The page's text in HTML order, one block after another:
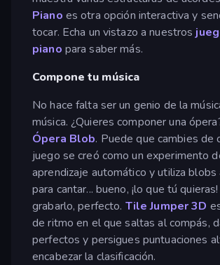
Piano es otra opción interactiva y
tocar. Echa un vistazo a nuestros
piano para saber más.
Compone tu música
No hace falta ser un genio de la
música. ¿Quieres componer una
Ópera Blob. Puede que cambies de
juego se creó como un experimento
aprendizaje automático y utiliza blobs
para cantar... bueno, ¡lo que tú
grabarlo, perfecto. Tile Jumper 3D
de ritmo en el que saltas al compás,
perfectos y persigues puntuaciones
encabezar la clasificación.